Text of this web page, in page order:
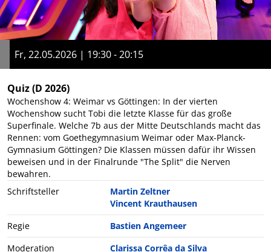
Fr, 22.05.2026 | 19:30 - 20:15
Quiz(D 2026)
Wochenshow 4: Weimar vs Göttingen: In der vierten
Wochenshow sucht Tobi die letzte Klasse für das große
Superfinale. Welche 7b aus der Mitte Deutschlands macht das
Rennen: vom Goethegymnasium Weimar oder Max-Planck-
Gymnasium Göttingen? Die Klassen müssen dafür ihr Wissen
beweisen und in der Finalrunde "The Split" die Nerven
bewahren.
Schriftsteller
Martin Zeltner
Vincent Krauthausen
Regie
Bastien Angemeer
Moderation
Clarissa Corrêa da Silva